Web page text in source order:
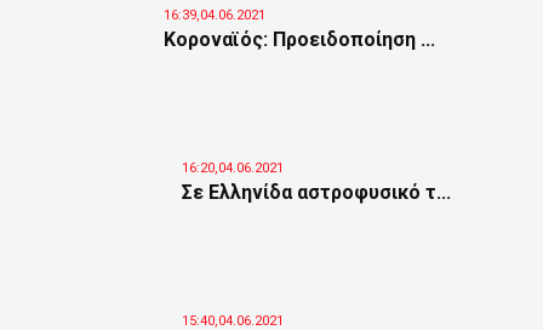
16:39,04.06.2021
Κοροναϊός: Προειδοποίηση ...
16:20,04.06.2021
Σε Ελληνίδα αστροφυσικό τ...
15:40,04.06.2021